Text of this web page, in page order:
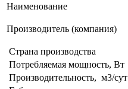
Наименование
Производитель (компания)
Страна производства
Потребляемая мощность, Вт
Производительность, м3/сут